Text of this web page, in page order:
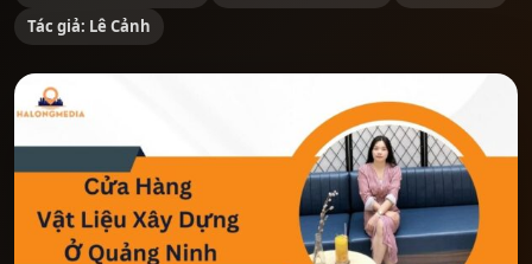
Tác giả: Lê Cảnh